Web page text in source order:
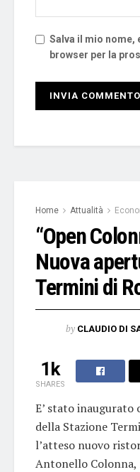
Salva il mio nome,
browser per la
Home Attualità
“Open
Nuova
Termini di
by CLAUDIO DI
1k
SHARES
E’ stato inaugurato
della Stazione
l’atteso nuovo
Antonello Colonna,